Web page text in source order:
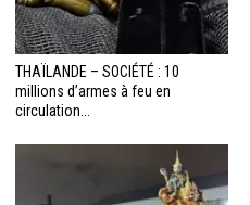
THAÏLANDE – SOCIÉTÉ : 10
millions d’armes à feu en
circulation...